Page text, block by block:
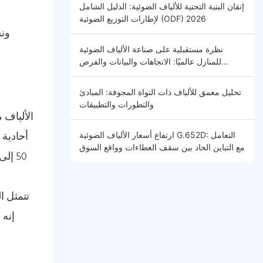
تتمثل
إتقان البنية التحتية للألياف الضوئية: الدليل الشامل
لإطارات التوزيع الضوئية (ODF) 2026
نظرة مستقبلية على صناعة الألياف الضوئية
للمنازل عالميًا: الاتجاهات والبيانات والفرص
تحليل معمق للألياف ذات النواة المجوفة: المبادئ
والتطورات والتطبيقات
ارتفاع أسعار الألياف الضوئية G.652D: التعامل
مع التباين الحاد بين سقف العطاءات وواقع السوق